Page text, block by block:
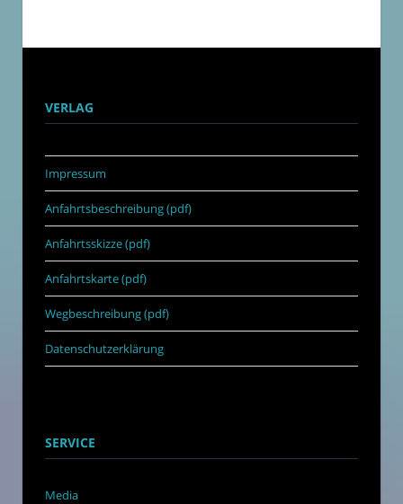
VERLAG
Impressum
Anfahrtsbeschreibung (pdf)
Anfahrtsskizze (pdf)
Anfahrtskarte (pdf)
Wegbeschreibung (pdf)
Datenschutzerklärung
SERVICE
Media